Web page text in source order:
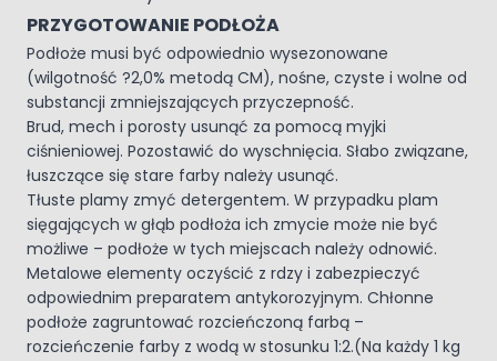
PRZYGOTOWANIE PODŁOŻA
Podłoże musi być odpowiednio wysezonowane
(wilgotność ?2,0% metodą CM), nośne, czyste i wolne od
substancji zmniejszających przyczepność.
Brud, mech i porosty usunąć za pomocą myjki
ciśnieniowej. Pozostawić do wyschnięcia. Słabo związane,
łuszczące się stare farby należy usunąć.
Tłuste plamy zmyć detergentem. W przypadku plam
sięgających w głąb podłoża ich zmycie może nie być
możliwe – podłoże w tych miejscach należy odnowić.
Metalowe elementy oczyścić z rdzy i zabezpieczyć
odpowiednim preparatem antykorozyjnym. Chłonne
podłoże zagruntować rozcieńczoną farbą –
rozcieńczenie farby z wodą w stosunku 1:2.(Na każdy 1 kg